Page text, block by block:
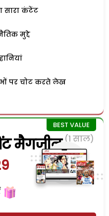
सारा कंटेंट
मुद्दे
पर चोट करते लेख
मैगजीन (1 साल)